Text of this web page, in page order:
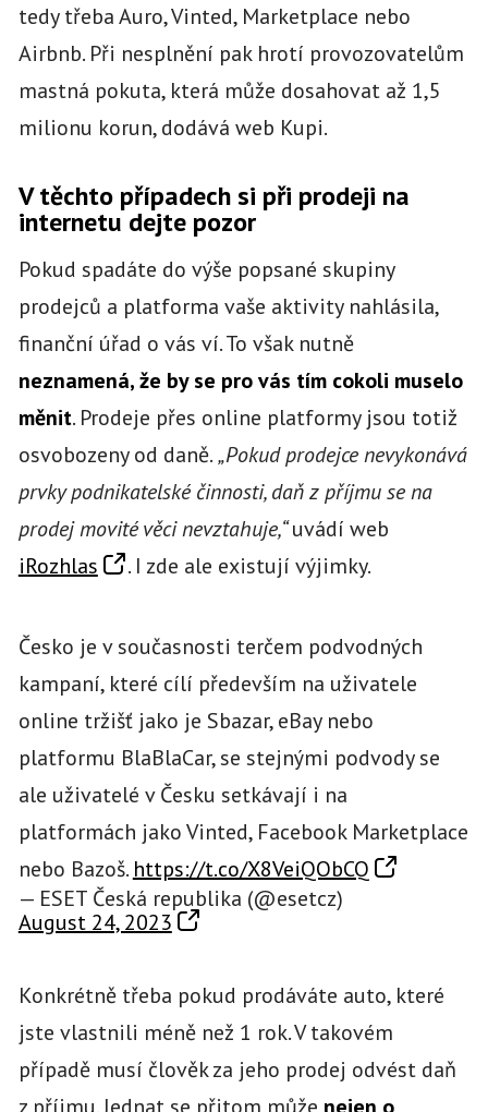
tedy třeba Auro, Vinted, Marketplace nebo
Airbnb. Při nesplnění pak hrotí provozovatelům
mastná pokuta, která může dosahovat až 1,5
milionu korun, dodává web Kupi.
V těchto případech si při prodeji na
internetu dejte pozor
Pokud spadáte do výše popsané skupiny
prodejců a platforma vaše aktivity nahlásila,
finanční úřad o vás ví. To však nutně
neznamená, že by se pro vás tím cokoli muselo
měnit. Prodeje přes online platformy jsou totiž
osvobozeny od daně.„Pokud prodejce nevykonává
prvky podnikatelské činnosti, daň z příjmu se na
prodej movité věci nevztahuje,“uvádí web
iRozhlas
. I zde ale existují výjimky.
Česko je v současnosti terčem podvodných
kampaní, které cílí především na uživatele
online tržišť jako je Sbazar, eBay nebo
platformu BlaBlaCar, se stejnými podvody se
ale uživatelé v Česku setkávají i na
platformách jako Vinted, Facebook Marketplace
nebo Bazoš. https://t.co/X8VeiQObCQ
— ESET Česká republika (@esetcz)
August 24, 2023
Konkrétně třeba pokud prodáváte auto, které
jste vlastnili méně než 1 rok. V takovém
případě musí člověk za jeho prodej odvést daň